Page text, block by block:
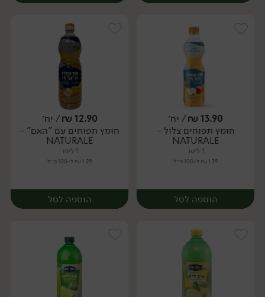
יח׳ יח׳
13.90
₪/ יח׳
חומץ תפוחים צלול -
NATURALE
1 ליטר
1.39 ₪ ל-100 מ״ל
הוספה לסל
12.90
₪/ יח׳
חומץ תפוחים עם "האם" -
NATURALE
1 ליטר
1.29 ₪ ל-100 מ״ל
הוספה לסל